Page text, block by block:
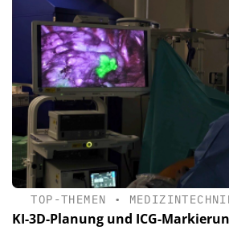
TOP-THEMEN •
KI-3D-Planung und ICG-